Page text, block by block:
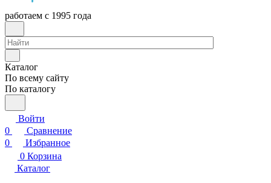
работаем с 1995 года
Каталог
По всему сайту
По каталогу
Войти
0
Сравнение
0
Избранное
0 Корзина
Каталог